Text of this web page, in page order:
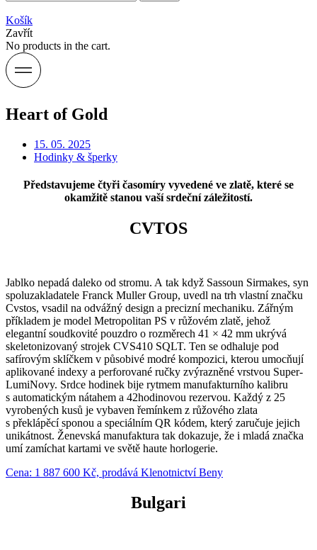
Košík
Zavřít
No products in the cart.
Heart of Gold
15. 05. 2025
Hodinky & šperky
Představujeme čtyři časomíry vyvedené ve zlatě, které se
okamžitě stanou vaší srdeční záležitostí.
CVTOS
Jablko nepadá daleko od stromu. A tak když Sassoun Sirmakes, syn
spoluzakladatele Franck Muller Group, uvedl na trh vlastní značku
Cvstos, vsadil na odvážný design a precizní mechaniku. Zářným
příkladem je model Metropolitan PS v růžovém zlatě, jehož
elegantní soudkovité pouzdro o rozměrech 41 × 42 mm ukrývá
skeletonizovaný strojek CVS410 SQLT. Ten se odhaluje pod
safírovým sklíčkem v působivé modré kompozici, kterou umocňují
aplikované indexy a perforované ručky zvýrazněné vrstvou Super-
LumiNovy. Srdce hodinek bije rytmem manufakturního kalibru
s automatickým nátahem a 42hodinovou rezervou. Každý z 25
vyrobených kusů je vybaven řemínkem z růžového zlata
s překlápěcí sponou a speciálním QR kódem, který zaručuje jejich
unikátnost. Ženevská manufaktura tak dokazuje, že i mladá značka
umí zamíchat kartami ve světě haute horlogerie.
Cena: 1 887 600 Kč, prodává Klenotnictví Beny
Bulgari